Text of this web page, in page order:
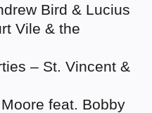
Bird & Lucius
Vile & the
– St. Vincent &
feat. Bobby